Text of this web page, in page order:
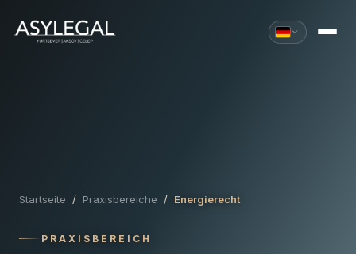
Startseite / Praxisbereiche / Energierecht
PRAXISBEREICH